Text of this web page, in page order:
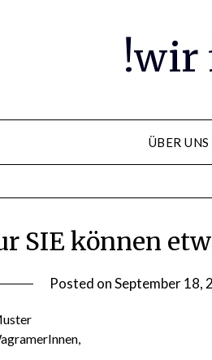
!wir
ÜBER UNS
SIE können
Posted onSeptember 18,